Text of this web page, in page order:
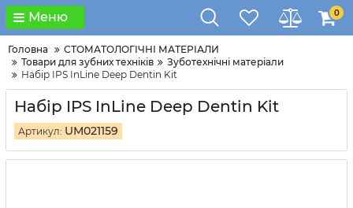
Меню 0
Головна
СТОМАТОЛОГІЧНІ МАТЕРІАЛИ
Товари для зубних техніків
Зуботехнічні матеріали
Набір IPS InLine Deep Dentin Kit
Набір IPS InLine Deep Dentin Kit
Артикул: UM021159